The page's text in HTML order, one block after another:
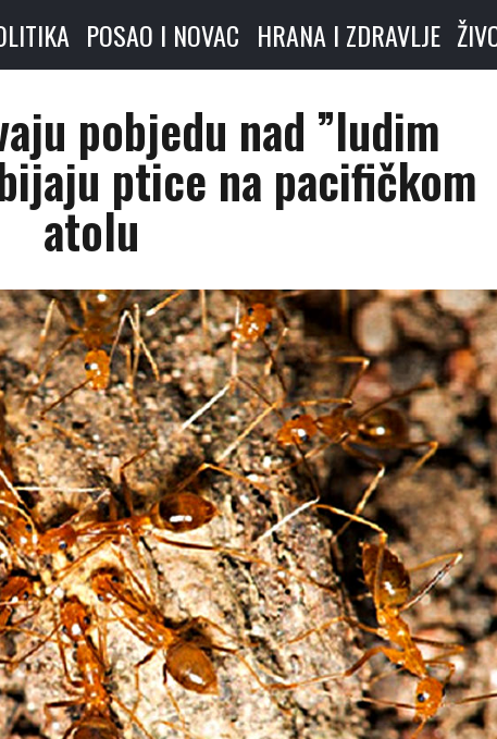
POSAO I NOVAC HRANA I ZDRAVLJE
pobjedu nad ”ludim
ptice na pacifičkom
atolu